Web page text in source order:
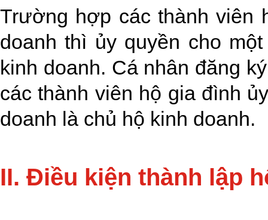
Trường hợp các thành viên
doanh thì ủy quyền cho
kinh doanh. Cá nhân đăng
các thành viên hộ gia đình
doanh là chủ hộ kinh doanh.
II. Điều kiện thành lập